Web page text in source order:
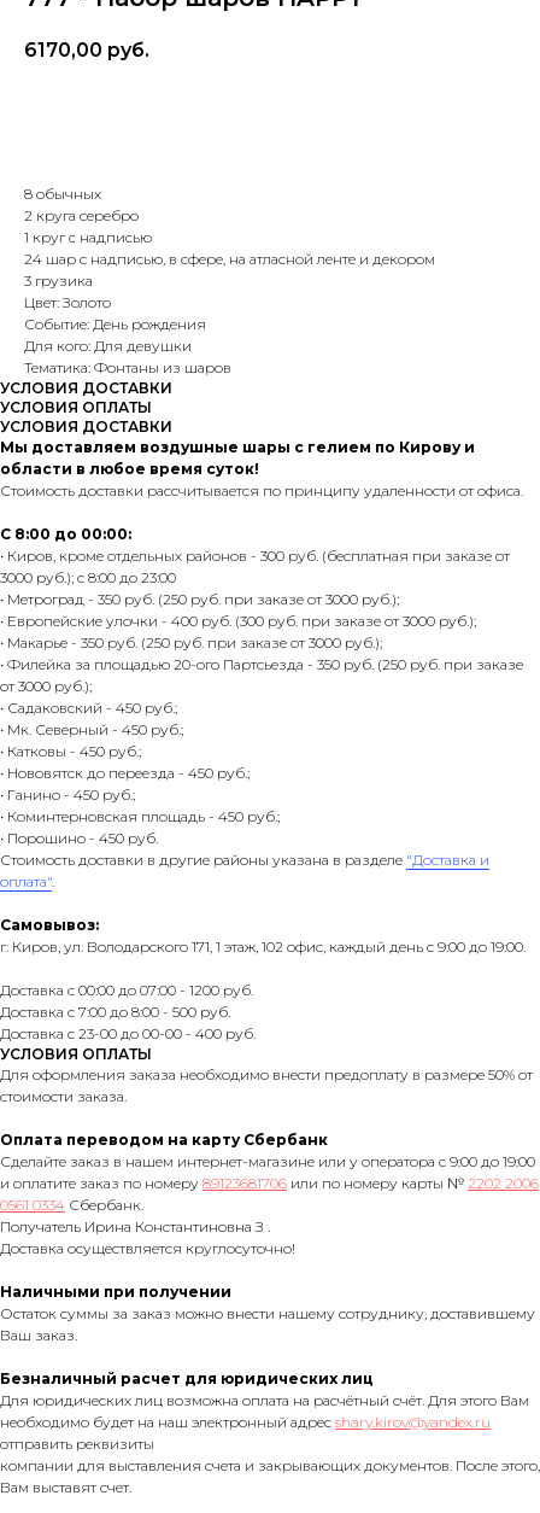
6170,00 руб.
8 обычных
2 круга серебро
1 круг с надписью
24 шар с надписью, в сфере, на атласной ленте и декором
3 грузика
Цвет: Золото
Событие: День рождения
Для кого: Для девушки
Тематика: Фонтаны из шаров
УСЛОВИЯ ДОСТАВКИ
УСЛОВИЯ ОПЛАТЫ
УСЛОВИЯ ДОСТАВКИ
Мы доставляем воздушные шары с гелием по Кирову и
области в любое время суток!
Стоимость доставки рассчитывается по принципу удаленности от офиса.
С 8:00 до 00:00:
• Киров, кроме отдельных районов - 300 руб. (бесплатная при заказе от
3000 руб.); с 8:00 до 23:00
• Метроград - 350 руб. (250 руб. при заказе от 3000 руб.);
• Европейские улочки - 400 руб. (300 руб. при заказе от 3000 руб.);
• Макарье - 350 руб. (250 руб. при заказе от 3000 руб.);
• Филейка за площадью 20-ого Партсьезда - 350 руб. (250 руб. при заказе
от 3000 руб.);
• Садаковский - 450 руб.;
• Мк. Северный - 450 руб.;
• Катковы - 450 руб.;
• Нововятск до переезда - 450 руб.;
• Ганино - 450 руб.;
• Коминтерновская площадь - 450 руб.;
• Порошино - 450 руб.
Стоимость доставки в другие районы указана в разделе "Доставка и
оплата".
Самовывоз:
г. Киров, ул. Володарского 171, 1 этаж, 102 офис, каждый день с 9:00 до 19:00.
Доставка с 00:00 до 07:00 - 1200 руб.
Доставка с 7:00 до 8:00 - 500 руб.
Доставка с 23-00 до 00-00 - 400 руб.
УСЛОВИЯ ОПЛАТЫ
Для оформления заказа необходимо внести предоплату в размере 50% от
стоимости заказа.
Оплата переводом на карту Сбербанк
Сделайте заказ в нашем интернет-магазине или у оператора с 9:00 до 19:00
и оплатите заказ по номеру 89123681706 или по номеру карты № 2202 2006
0561 0334 Сбербанк.
Получатель Ирина Константиновна З .
Доставка осуществляется круглосуточно!
Наличными при получении
Остаток суммы за заказ можно внести нашему сотруднику, доставившему
Ваш заказ.
Безналичный расчет для юридических лиц
Для юридических лиц возможна оплата на расчётный счёт. Для этого Вам
необходимо будет на наш электронный адрес shary.kirov@yandex.ru
отправить реквизиты
компании для выставления счета и закрывающих документов. После этого,
Вам выставят счет.